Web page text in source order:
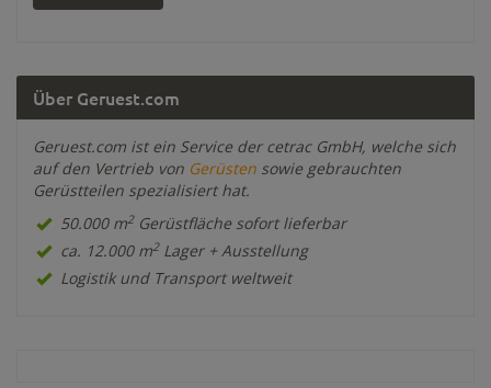
Über Geruest.com
Geruest.com ist ein Service der cetrac GmbH, welche sich
auf den Vertrieb von Gerüsten sowie gebrauchten
Gerüstteilen spezialisiert hat.
50.000 m2Gerüstfläche sofort lieferbar
ca. 12.000 m2Lager + Ausstellung
Logistik und Transport weltweit